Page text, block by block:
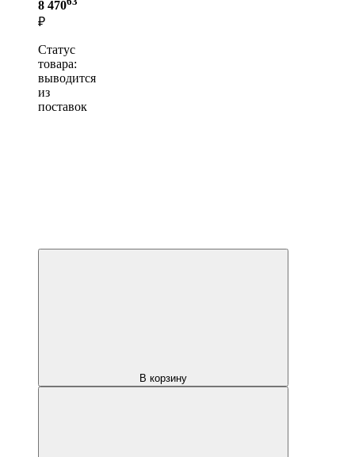
8 470
₽
Статус
товара:
выводится
из
поставок
В корзину